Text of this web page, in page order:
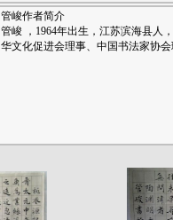
管峻作者简介
管峻 ，1964年出生， 江苏滨海县人
华文化促进会理事、 中国书法家协